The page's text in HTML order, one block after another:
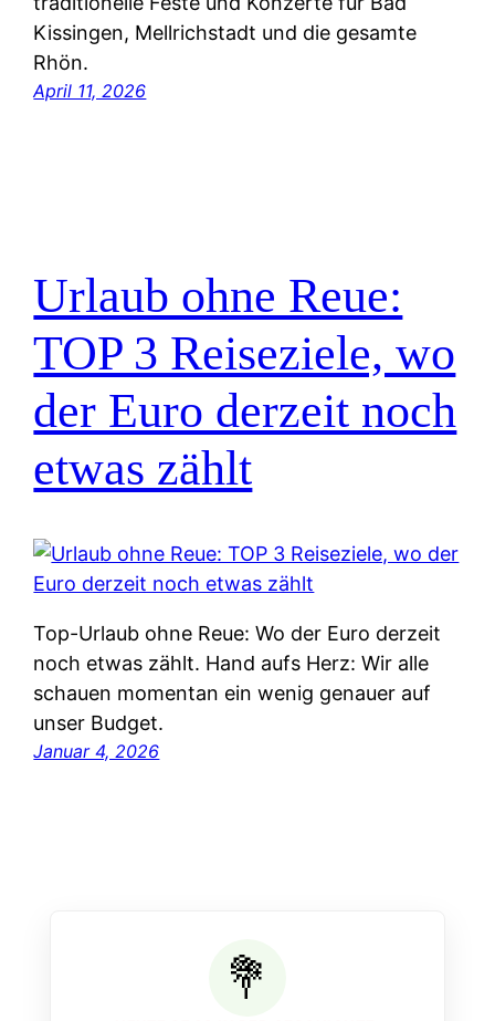
Kissingen, Mellrichstadt und die gesamte
Rhön.
April 11, 2026
Urlaub ohne Reue:
TOP 3 Reiseziele, wo
der Euro derzeit noch
etwas zählt
Top-Urlaub ohne Reue: Wo der Euro derzeit
noch etwas zählt. Hand aufs Herz: Wir alle
schauen momentan ein wenig genauer auf
unser Budget.
Januar 4, 2026